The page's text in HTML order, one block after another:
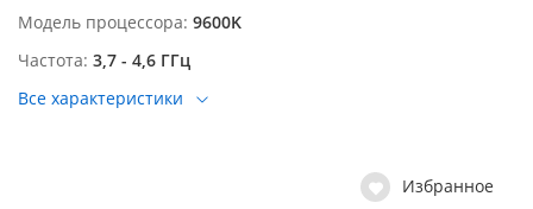
Модель процессора 9600K
Частота 3,7 - 4,6 ГГц
Все характеристики
Избранное